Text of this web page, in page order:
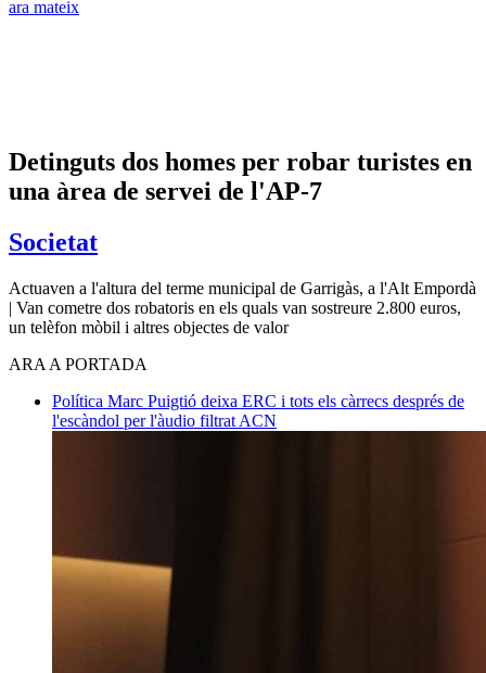
ara mateix
Detinguts dos homes per robar turistes en
una àrea de servei de l'AP-7
Societat
Actuaven a l'altura del terme municipal de Garrigàs, a l'Alt Empordà
| Van cometre dos robatoris en els quals van sostreure 2.800 euros,
un telèfon mòbil i altres objectes de valor
ARA A PORTADA
Política Marc Puigtió deixa ERC i tots els càrrecs després de
l'escàndol per l'àudio filtrat ACN